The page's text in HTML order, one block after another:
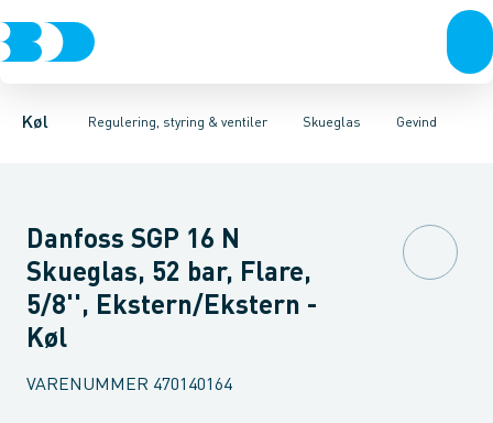
Køl Regulering, styring & ventiler
KompressorerKondenseringsaggregaterFordampere
Skueglas
Pressostater & termostaterSensorer & transmitterer
Gevind
Gevind Lodde
Danfoss SGP 16 N
Skueglas, 52 bar, Flare,
5/8'', Ekstern/Ekstern -
Køl
VARENUMMER 470140164